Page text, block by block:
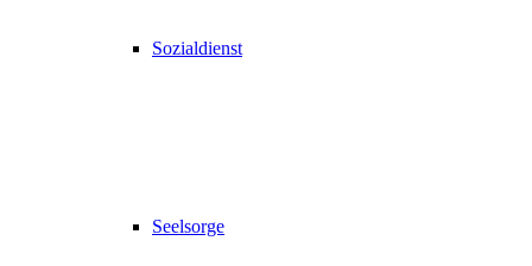
Sozialdienst
Seelsorge